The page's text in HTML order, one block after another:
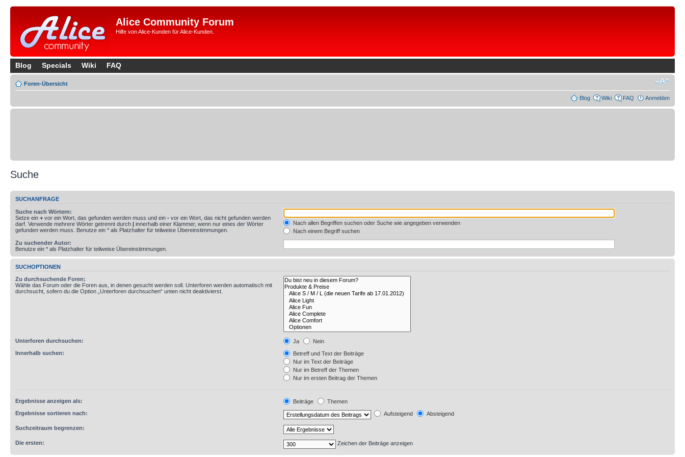
Alice Community Forum
Hilfe von Alice-Kunden für Alice-Kunden.
Blog Specials Wiki FAQ
Foren-Übersicht
Blog Wiki FAQ Anmelden
Suche
SUCHANFRAGE
Suche nach Wörtern:
Setze ein + vor ein Wort, das gefunden werden muss und ein - vor ein Wort, das nicht gefunden werden
darf. Verwende mehrere Wörter getrennt durch | innerhalb einer Klammer, wenn nur eines der Wörter
gefunden werden muss. Benutze ein * als Platzhalter für teilweise Übereinstimmungen.
Nach allen Begriffen suchen oder Suche wie angegeben verwenden
Nach einem Begriff suchen
Zu suchender Autor:
Benutze ein * als Platzhalter für teilweise Übereinstimmungen.
SUCHOPTIONEN
Zu durchsuchende Foren:
Wähle das Forum oder die Foren aus, in denen gesucht werden soll. Unterforen werden automatisch mit
durchsucht, sofern du die Option „Unterforen durchsuchen“ unten nicht deaktivierst.
Unterforen durchsuchen: Ja
Nein
Innerhalb suchen:
Betreff und Text der Beiträge
Nur im Text der Beiträge
Nur im Betreff der Themen
Nur im ersten Beitrag der Themen
Ergebnisse anzeigen als: Beiträge
Themen
Ergebnisse sortieren nach:
Aufsteigend Absteigend
Suchzeitraum begrenzen:
Die ersten: Zeichen der Beiträge anzeigen